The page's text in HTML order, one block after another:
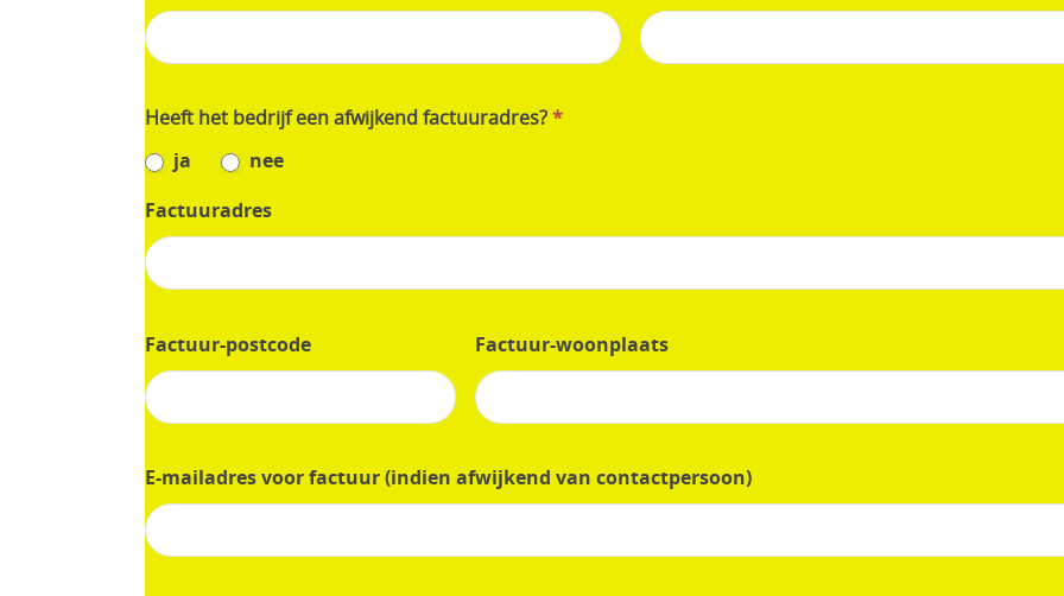
Heeft het bedrijf een afwijkend factuuradres?*
ja
nee
Factuuradres
Factuur-postcode Factuur-woonplaats
E-mailadres voor factuur (indien afwijkend van contactpersoon)